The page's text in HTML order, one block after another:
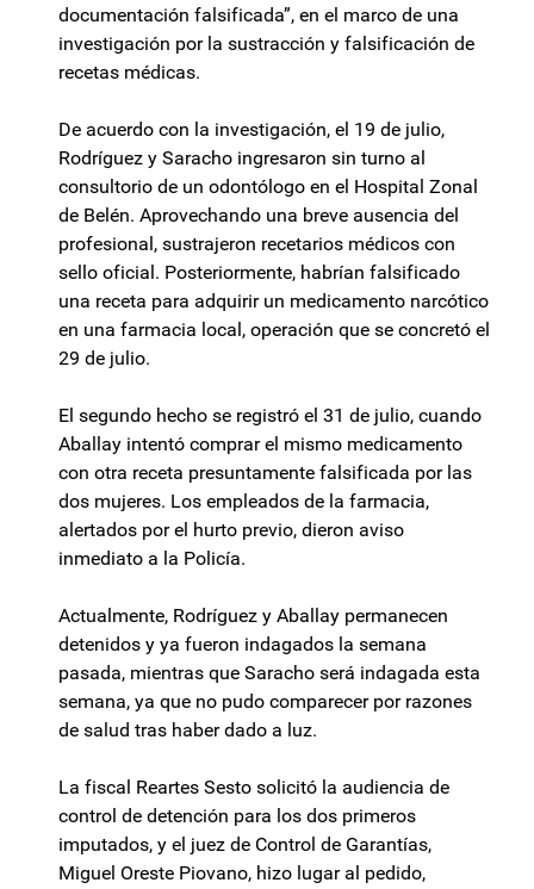
documentación falsificada”, en el marco de una
investigación por la sustracción y falsificación de
recetas médicas.
De acuerdo con la investigación, el 19 de julio,
Rodríguez y Saracho ingresaron sin turno al
consultorio de un odontólogo en el Hospital Zonal
de Belén. Aprovechando una breve ausencia del
profesional, sustrajeron recetarios médicos con
sello oficial. Posteriormente, habrían falsificado
una receta para adquirir un medicamento narcótico
en una farmacia local, operación que se concretó el
29 de julio.
El segundo hecho se registró el 31 de julio, cuando
Aballay intentó comprar el mismo medicamento
con otra receta presuntamente falsificada por las
dos mujeres. Los empleados de la farmacia,
alertados por el hurto previo, dieron aviso
inmediato a la Policía.
Actualmente, Rodríguez y Aballay permanecen
detenidos y ya fueron indagados la semana
pasada, mientras que Saracho será indagada esta
semana, ya que no pudo comparecer por razones
de salud tras haber dado a luz.
La fiscal Reartes Sesto solicitó la audiencia de
control de detención para los dos primeros
imputados, y el juez de Control de Garantías,
Miguel Oreste Piovano, hizo lugar al pedido,